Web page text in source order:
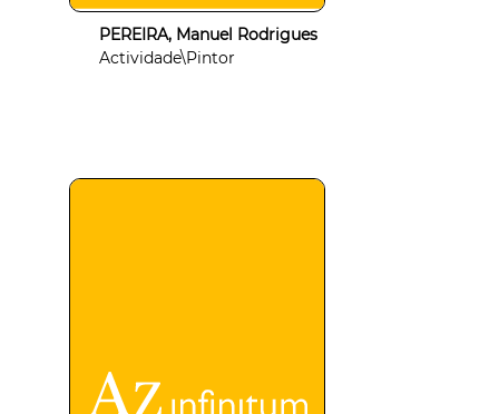
PEREIRA, Manuel Rodrigues
Actividade\Pintor